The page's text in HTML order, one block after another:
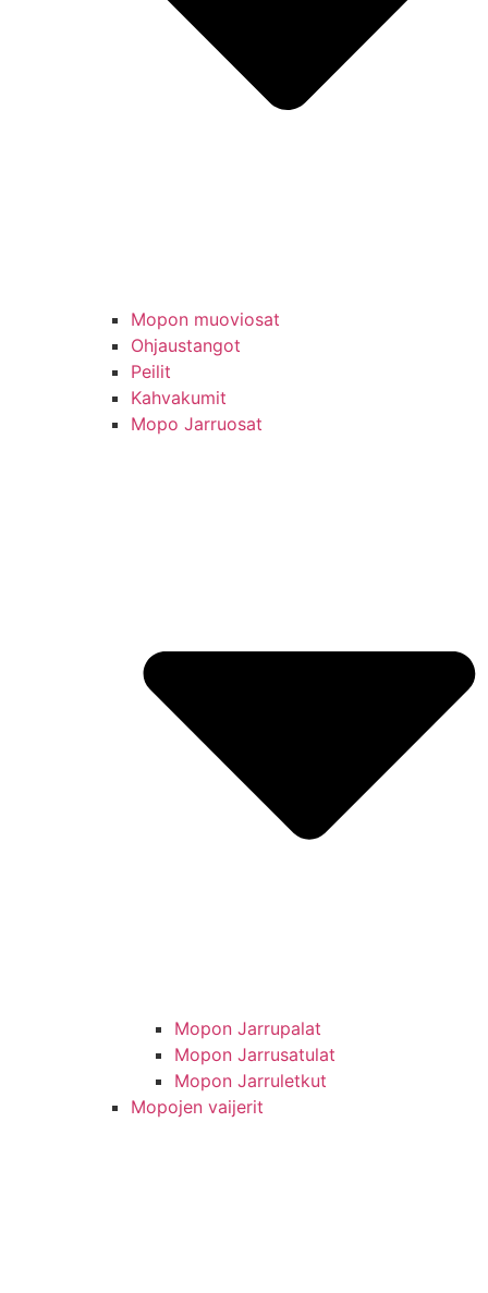
Mopon muoviosat
Ohjaustangot
Peilit
Kahvakumit
Mopo Jarruosat
Mopon Jarrupalat
Mopon Jarrusatulat
Mopon Jarruletkut
Mopojen vaijerit